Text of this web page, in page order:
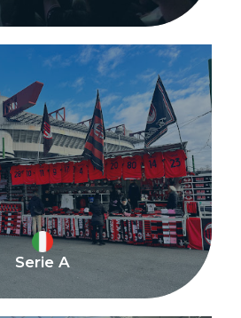
Serie A